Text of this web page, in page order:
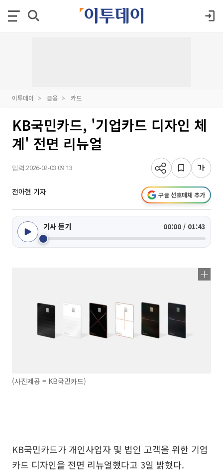
이투데이 금융 카드
KB국민카드, '기업카드 디자인 체
계' 전면 리뉴얼
입력 2026-02-03 09:13
전아현 기자 구글 선호매체 추가
기사 듣기 00:00 / 01:43
(사진제공 = KB국민카드)
KB국민카드가 개인사업자 및 법인 고객을 위한 기업
카드 디자인을 전면 리뉴얼했다고 3일 밝혔다.